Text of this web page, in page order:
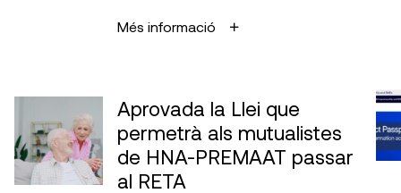
Més informació
Aprovada la Llei que
permetrà als mutualistes
de HNA-PREMAAT passar
al RETA